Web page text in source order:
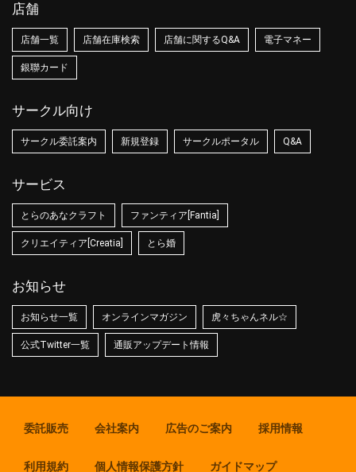
店舗
店舗一覧 店舗在庫検索 店舗に関するQ&A 電子マネー
銀聯カード
サークル向け
サークル委託案内 新規登録 サークルポータル Q&A
サービス
とらのあなクラフト ファンティア[Fantia]
クリエイティア[Creatia] とら婚
お知らせ
お知らせ一覧 オンラインマガジン 虎々ちゃんネル☆
公式Twitter一覧 通販アップデート情報
委託販売 会社案内 広告のご案内 採用情報
利用規約 個人情報保護方針 ガイドマップ